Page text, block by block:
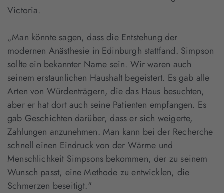
Victoria.
„Man könnte sagen, dass die Entstehung der
modernen Anästhesie in Edinburgh stattfand. Simpson
sollte ein bekannter Name sein. Wir waren auch
seinem erstaunlichen Haushalt begeistert. Es gab alle
Arten von Würdenträgern, die das Haus besuchten,
aber er hat dort auch seine Patienten empfangen. Es
gab Geschichten darüber, dass er sich weigerte,
Zahlungen anzunehmen. Man kann bei der Recherche
schnell einen Eindruck von der Wärme und
Menschlichkeit Simpsons bekommen, der zu seinem
Wunsch passt, eine Methode zu entwicklen, die
Schmerzen beseitigt."